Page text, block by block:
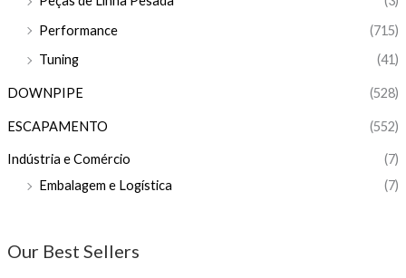
Performance
(715)
Tuning
(41)
DOWNPIPE (528)
ESCAPAMENTO (552)
Indústria e Comércio
(7)
Embalagem e Logística
(7)
Our Best Sellers